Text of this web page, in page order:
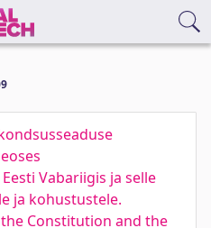
Vabariigis ja selle
ja kohustustele.
Constitution and the